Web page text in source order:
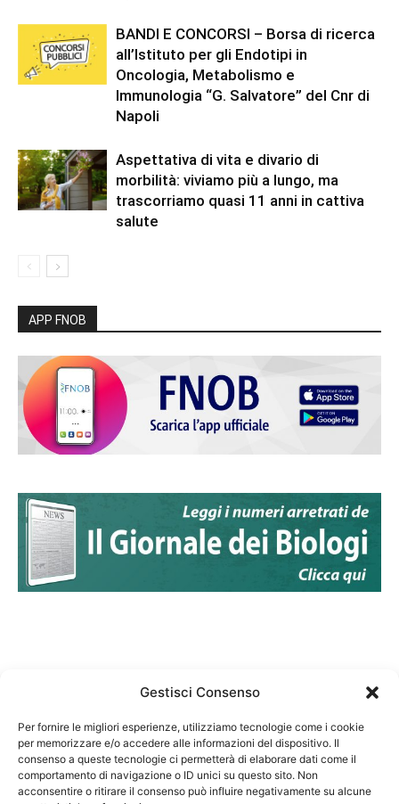
Gestisci Consenso
Per fornire le migliori esperienze, utilizziamo tecnologie come i cookie
per memorizzare e/o accedere alle informazioni del dispositivo. Il
consenso a queste tecnologie ci permetterà di elaborare dati come il
comportamento di navigazione o ID unici su questo sito. Non
acconsentire o ritirare il consenso può influire negativamente su alcune
BANDI E CONCORSI – Borsa di ricerca
all’Istituto per gli Endotipi in
Oncologia, Metabolismo e
Immunologia “G. Salvatore” del Cnr di
Napoli
Aspettativa di vita e divario di
morbilità: viviamo più a lungo, ma
trascorriamo quasi 11 anni in cattiva
salute
APP FNOB
Federazione Nazionale Degli Ordini dei Biologi:
codice fiscale 80069130583
Responsabile sito internet www.fnob.it: